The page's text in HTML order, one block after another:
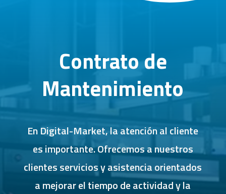
Contrato de
Mantenimiento
En Digital-Market, la atención al cliente
es importante. Ofrecemos a nuestros
clientes servicios y asistencia orientados
a mejorar el tiempo de actividad y la